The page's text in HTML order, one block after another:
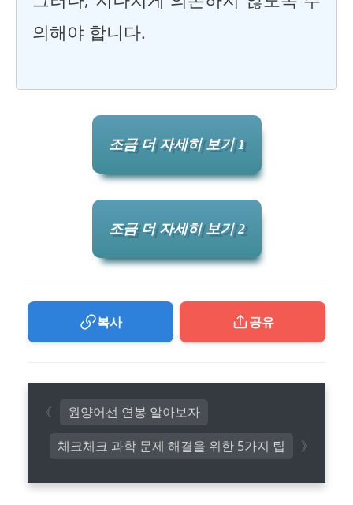
의해야 합니다.
조금 더 자세히 보기 1
조금 더 자세히 보기 2
복사 공유
체크체크 과학 문제 해결을 위한 5가지 팁
원양어선 연봉 알아보자